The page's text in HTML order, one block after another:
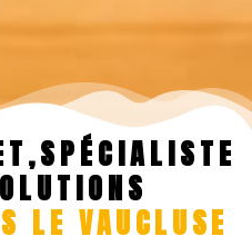
LE VAUCLUSE